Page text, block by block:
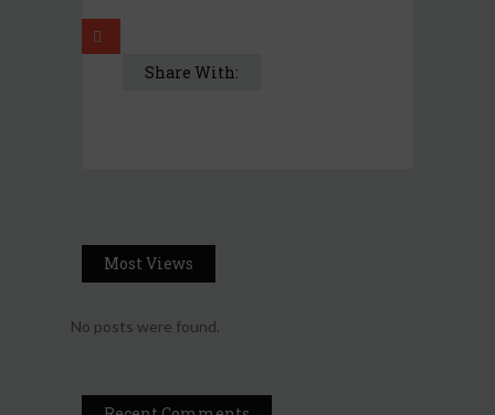
Share With:
Most Views
No posts were found.